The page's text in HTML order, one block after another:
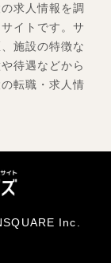
求人情報を調
イトです。サ
施設の特徴な
待遇などから
転職・求人情
Inc.